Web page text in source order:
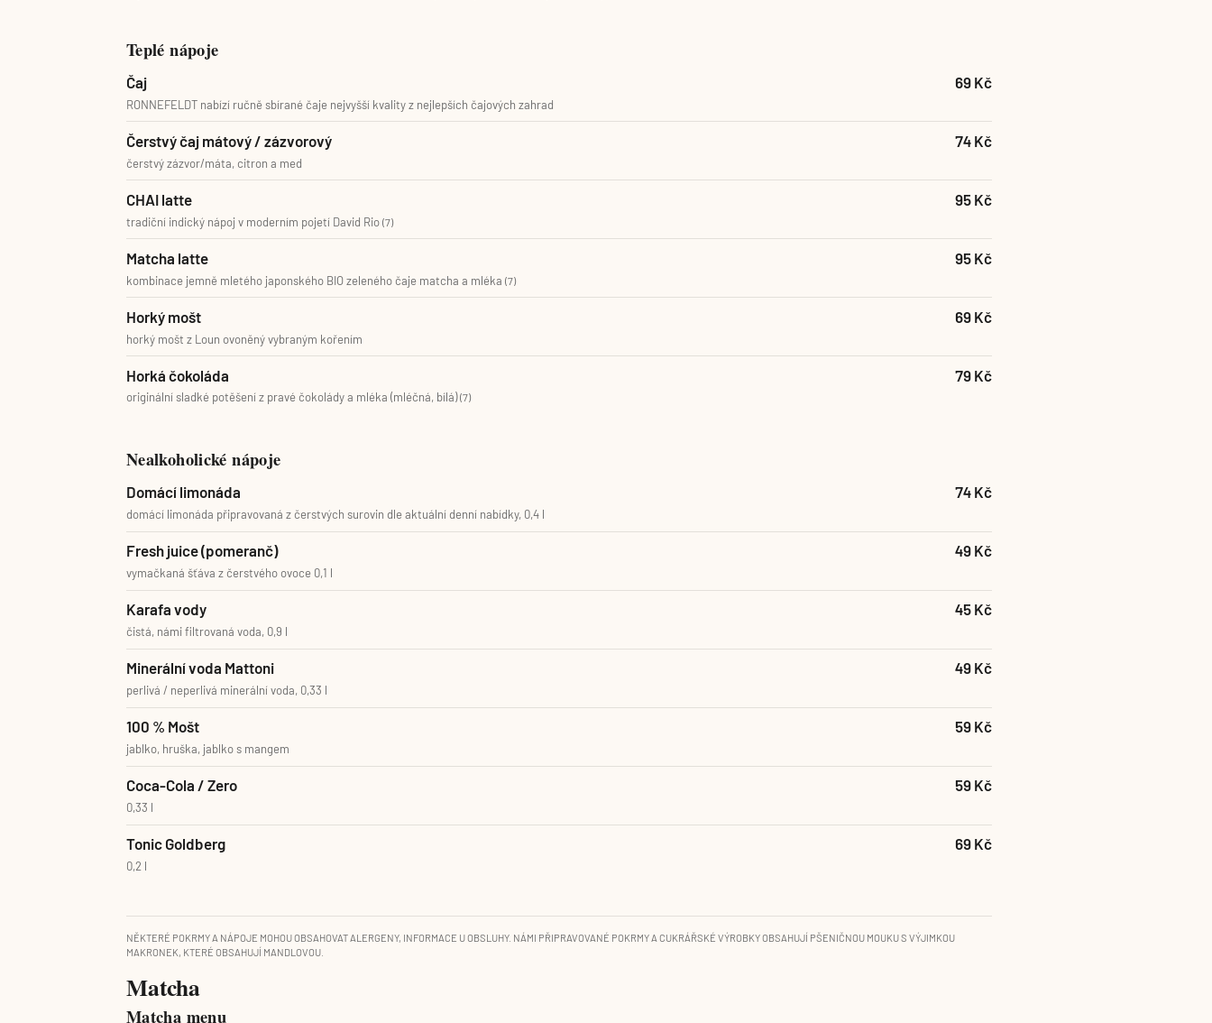
Teplé nápoje
Čaj
RONNEFELDT nabízí ručně sbírané čaje nejvyšší kvality z nejlepších čajových zahrad
69 Kč
Čerstvý čaj mátový / zázvorový
čerstvý zázvor/máta, citron a med
74 Kč
CHAI latte
tradiční indický nápoj v moderním pojetí David Rio (7)
95 Kč
Matcha latte
kombinace jemně mletého japonského BIO zeleného čaje matcha a mléka (7)
95 Kč
Horký mošt
horký mošt z Loun ovoněný vybraným kořením
69 Kč
Horká čokoláda
originální sladké potěšení z pravé čokolády a mléka (mléčná, bílá)(7)
79 Kč
Nealkoholické nápoje
Domácí limonáda
domácí limonáda připravovaná z čerstvých surovin dle aktuální denní nabídky, 0,4 l
74 Kč
Fresh juice (pomeranč)
vymačkaná šťáva z čerstvého ovoce 0,1 l
49 Kč
Karafa vody
čistá, námi filtrovaná voda, 0,9 l
45 Kč
Minerální voda Mattoni
perlivá / neperlivá minerální voda, 0,33 l
49 Kč
100 % Mošt
jablko, hruška, jablko s mangem
59 Kč
Coca-Cola / Zero
0,33 l
59 Kč
Tonic Goldberg
0,2 l
69 Kč
NĚKTERÉ POKRMY A NÁPOJE MOHOU OBSAHOVAT ALERGENY, INFORMACE U OBSLUHY. NÁMI PŘIPRAVOVANÉ POKRMY A CUKRÁŘSKÉ VÝROBKY OBSAHUJÍ PŠENIČNOU MOUKU S VÝJIMKOU
MAKRONEK, KTERÉ OBSAHUJÍ MANDLOVOU.
Matcha
Matcha menu